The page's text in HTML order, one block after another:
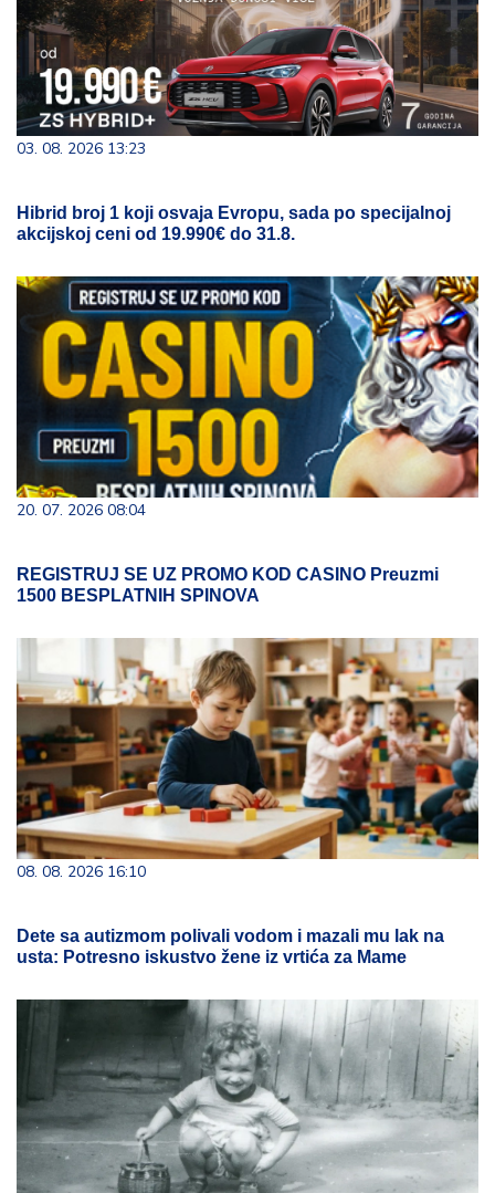
03. 08. 2026 13:23
Hibrid broj 1 koji osvaja Evropu, sada po specijalnoj
akcijskoj ceni od 19.990€ do 31.8.
20. 07. 2026 08:04
REGISTRUJ SE UZ PROMO KOD CASINO Preuzmi
1500 BESPLATNIH SPINOVA
08. 08. 2026 16:10
Dete sa autizmom polivali vodom i mazali mu lak na
usta: Potresno iskustvo žene iz vrtića za Mame